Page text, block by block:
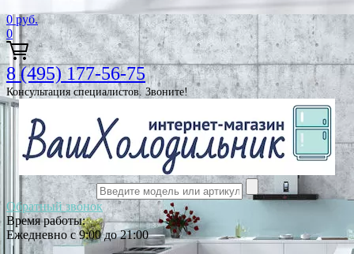
0 руб.
0
8 (495) 177-56-75
Консультация специалистов. Звоните!
Обратный звонок
Время работы:
Ежедневно с 9:00 до 21:00